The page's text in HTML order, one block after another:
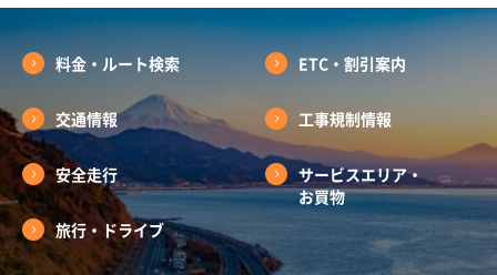
料金・ルート検索 ETC・割引案内
交通情報 工事規制情報
安全走行
サービスエリア・
お買物
旅行・ドライブ